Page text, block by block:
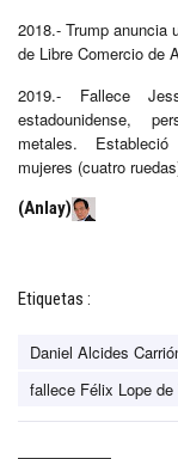
2018.- Trump anuncia
de Libre Comercio de
2019.- Fallece
estadounidense,
metales.
mujeres (cuatro
(Anlay)
Etiquetas :
Daniel Alcides
fallece Félix Lope de